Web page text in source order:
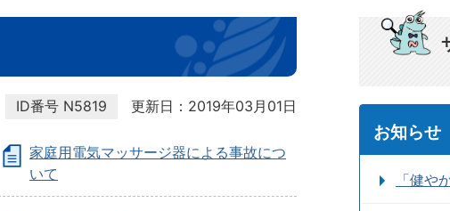
ID番号 N5819 更新日：2019年03月01日
家庭用電気マッサージ器による事故につ
いて
お知らせ
「健や